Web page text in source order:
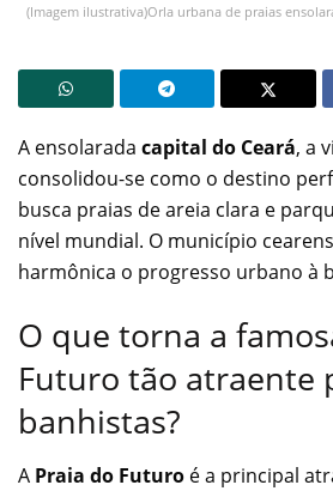
(Imagem ilustrativa)Orla urbana de praias
A ensolarada capital do Ceará, a
consolidou-se como o destino
busca praias de areia clara e
nível mundial. O município
harmônica o progresso urbano à
O que torna a
Futuro tão atraente
banhistas?
A Praia do Futuro é a principal